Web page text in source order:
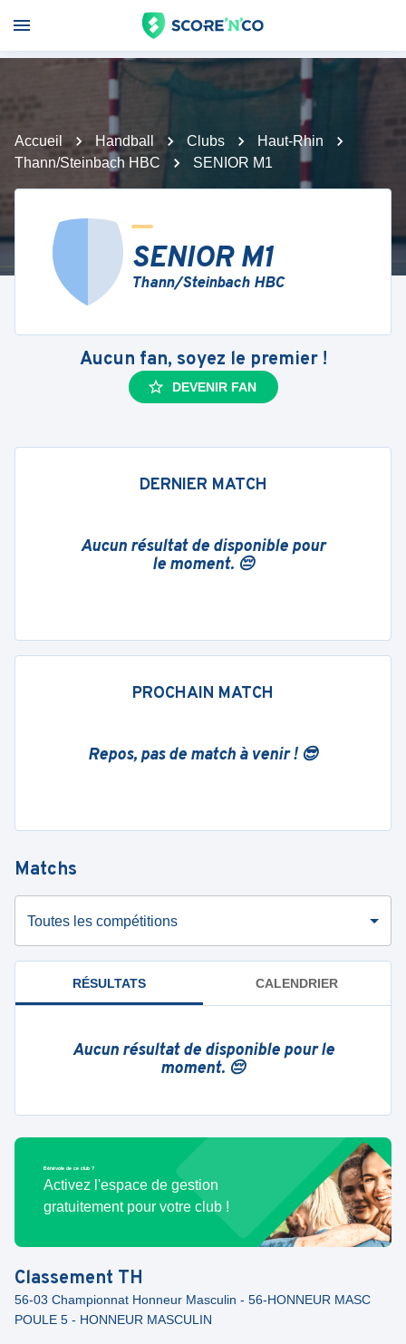
Accueil Handball Clubs
Haut-Rhin
Thann/Steinbach HBC
SENIOR M1
SENIOR M1
Thann/Steinbach HBC
Aucun fan, soyez le premier !
DEVENIR FAN
DERNIER MATCH
Aucun résultat de disponible pour
le moment. 😔
PROCHAIN MATCH
Repos, pas de match à venir ! 😎
Matchs
Toutes les compétitions
RÉSULTATS CALENDRIER
Aucun résultat de disponible pour le
moment. 😔
Bénévole de ce club ?
Activez l'espace de gestion
gratuitement pour votre club !
Classement TH
56-03 Championnat Honneur Masculin - 56-HONNEUR MASC
POULE 5 - HONNEUR MASCULIN